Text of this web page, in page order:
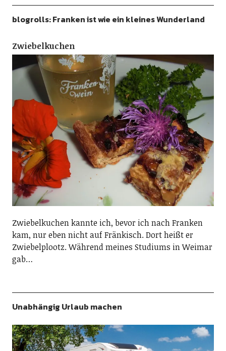
blogrolls: Franken ist wie ein kleines Wunderland
Zwiebelkuchen
Zwiebelkuchen kannte ich, bevor ich nach Franken
kam, nur eben nicht auf Fränkisch. Dort heißt er
Zwiebelplootz. Während meines Studiums in Weimar
gab…
Unabhängig Urlaub machen